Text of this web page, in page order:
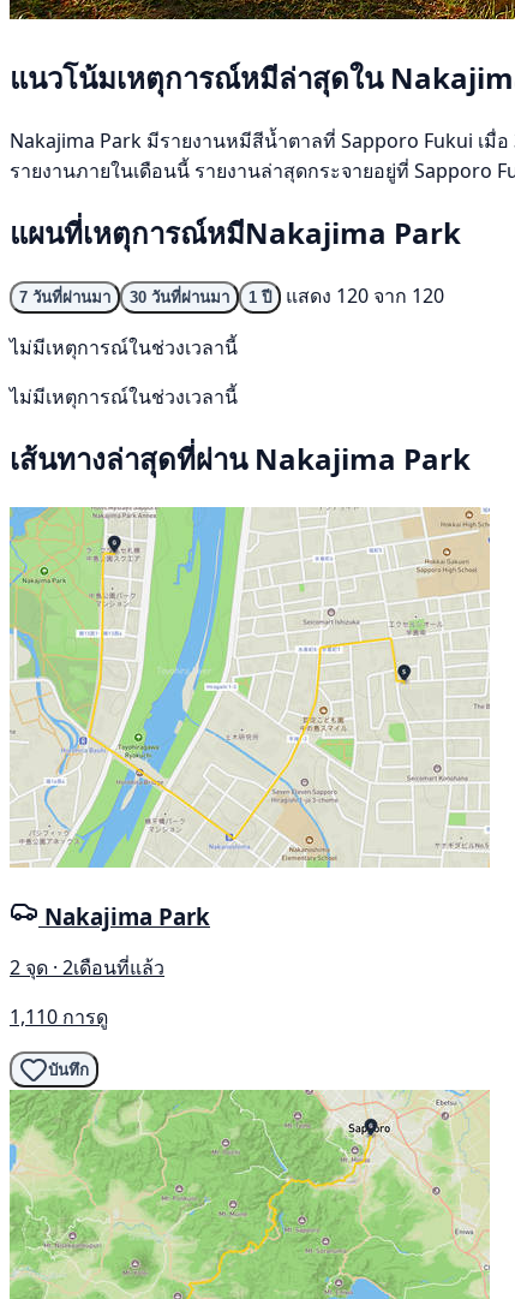
แนวโน้มเหตุการณ์หมีล่าสุดใน
Nakajima Park มีรายงานหมีสีน้ำตาลที่ Sapporo Fukui เ
รายงานภายในเดือนนี้ รายงานล่าสุดกระจายอยู่ที่
แผนที่เหตุการณ์หมีNakajima Park
7 วันที่ผ่านมา 30 วันที่ผ่านมา 1 ปี
แสดง 120 จาก 120
ไม่มีเหตุการณ์ในช่วงเวลานี้
ไม่มีเหตุการณ์ในช่วงเวลานี้
เส้นทางล่าสุดที่ผ่าน Nakajima Park
Nakajima Park
2 จุด · 2เดือนที่แล้ว
1,110 การดู
บันทึก